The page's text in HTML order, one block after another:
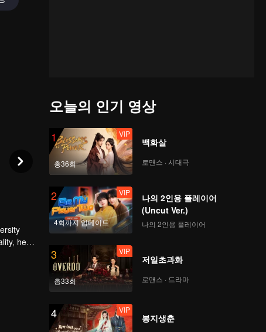
he
toxic
오늘의 인기 영상
1
총36회
VIP
백화살
로맨스 · 시대극
2
4회까지 업데이트
VIP
나의 2인용 플레이어
(Uncut Ver.)
나의 2인용 플레이어
3
총33회
VIP
저일초과화
로맨스 · 드라마
4 VIP
봉지생춘